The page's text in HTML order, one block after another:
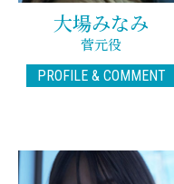
大場みなみ
菅元役
PROFILE & COMMENT